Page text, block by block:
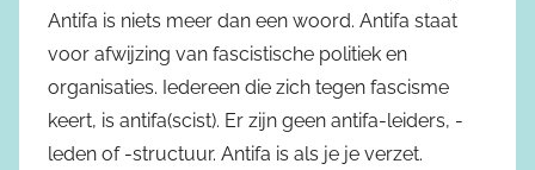
Antifa is niets meer dan een woord. Antifa staat
voor afwijzing van fascistische politiek en
organisaties. Iedereen die zich tegen fascisme
keert, is antifa(scist). Er zijn geen antifa-leiders, -
leden of -structuur. Antifa is als je je verzet.